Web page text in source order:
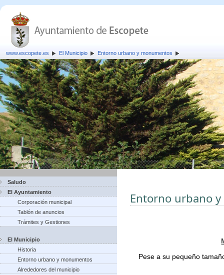
www.escopete.es El Municipio Entorno urbano y monumentos
Saludo
El Ayuntamiento
Corporación municipal
Tablón de anuncios
Trámites y Gestiones
El Municipio
Historia
Entorno urbano y monumentos
Alrededores del municipio
Entorno urbano
Pese a su pequeño